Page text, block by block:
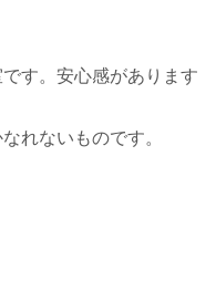
す。安心感があります
れないものです。